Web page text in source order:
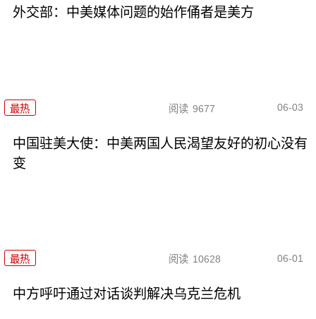
外交部：中美媒体问题的始作俑者是美方
最热 阅读 9677 06-03
中国驻美大使：中美两国人民渴望友好的初心没有
变
最热 阅读 10628 06-01
中方呼吁通过对话谈判解决乌克兰危机